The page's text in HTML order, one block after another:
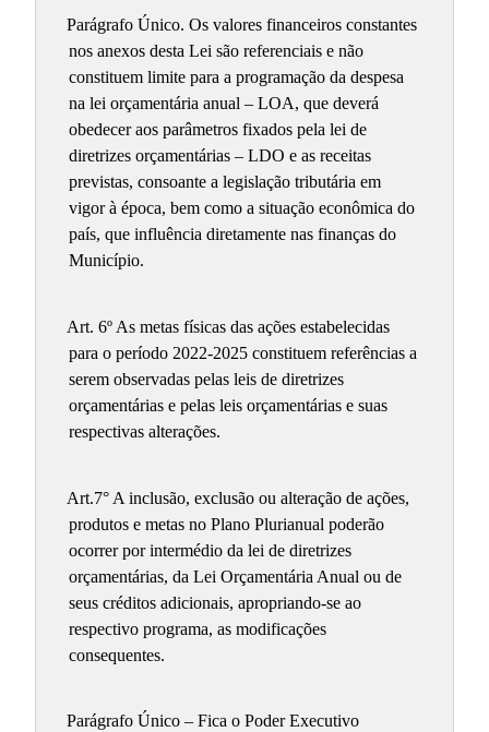
Parágrafo Único. Os valores financeiros constantes
nos anexos desta Lei são referenciais e não
constituem limite para a programação da despesa
na lei orçamentária anual – LOA, que deverá
obedecer aos parâmetros fixados pela lei de
diretrizes orçamentárias – LDO e as receitas
previstas, consoante a legislação tributária em
vigor à época, bem como a situação econômica do
país, que influência diretamente nas finanças do
Município.
Art. 6º As metas físicas das ações estabelecidas
para o período 2022-2025 constituem referências a
serem observadas pelas leis de diretrizes
orçamentárias e pelas leis orçamentárias e suas
respectivas alterações.
Art.7° A inclusão, exclusão ou alteração de ações,
produtos e metas no Plano Plurianual poderão
ocorrer por intermédio da lei de diretrizes
orçamentárias, da Lei Orçamentária Anual ou de
seus créditos adicionais, apropriando-se ao
respectivo programa, as modificações
consequentes.
Parágrafo Único – Fica o Poder Executivo